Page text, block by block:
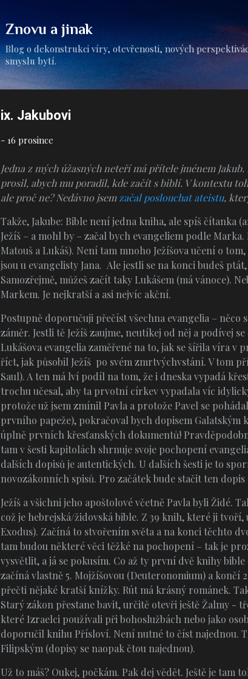
Znovu a jinak
Blog o dekonstrukci víry, otevřenosti, nových
smyslu bytí.
ix. Jakubovi
- 16 prosince
Jedna z mých úžasných neteří má přítele jménem
prosil, abych mu poradil, kde začít s biblí. V kontextu
ale proč ne? Nedávno jsemzačal poslouchat ateistu,
Takže, Jakube: Bible není jedna kniha, ale spíš čítanka
Ježíš – a mohl by – začal bych evangeliem podle
Matouš a Lukáš). Není tam mnoho Ježíšova učení o
jsou u evangelisty Jana. Ale jestli se na konci budeš
Samozřejmě, můžeš začít taky Lukášem (má vánoce).
Markem. Je nejkratší a asi nejvíc akční.
Postupně doporučuji přečíst všechna evangelia – něco
záměr. Jestli tě Ježíš zaujme, neutíkej od něj a podívej
Lukášova evangelia zaměřené na to, jak se šířila víra v
říct, jak působil Ježíš po svém zmrtvýchvstání. V tom
Saul). A ten má lví podíl na tom, že i dneska vypadá
trochu učesal, aby ta prvotní církev vypadala víc
protože už jsem zmínil Pavla a protože Pavel se
prvního papeže), pokračoval bych dopisem Galatským
úplně prvních křesťanských dokumentů!
tam v šesti kapitolách shrnuje svoje pochopení
dalších dopisů je autentických. U dalších šesti je to
novozákonních spisů. Pro začátek bude stačit ten
Ježíš a všichni jeho apoštolové včetně Pavla byli Židé.
což je hebrejská/židovská bible. Z 39 knih, které ji
Exodus). Začíná to stvořením světa a na konci těchto
tam budou některé věci těžké na pochopení – tak je
vysvětlit, a já se pokusím. Co až ty první dvě knihy
začíná vlastně 5. Mojžíšovou (Deuteronomium) a
přečti nějaké kratší knížky. Rút má krásný románek.
Starý zákon přestane bavit, určitě otevři ještě Žalmy -
které Izraelci používali při bohoslužbách nebo jako
doporučil knihu Přísloví. Není nutné to číst najednou.
Filipským (dopisy se naopak čtou najednou).
Už to máš? Oukej, počkám. Pak dej vědět. Ještě je tam